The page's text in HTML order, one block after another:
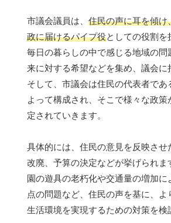
市議会議員は、 住民の声に耳を傾け
政に届けるパイプ役としての役割を
毎日の暮らしの中で感じる地域の問
来に対する希望などを集め、議会に
そして、市議会は住民の代表者であ
よって構成され、そこで様々な政策
定されていきます。
具体的には、住民の意見を反映させ
改廃、予算の決定などが挙げられま
園の遊具の老朽化や交通量の増加に
点の問題など、住民の声を基に、よ
生活環境を実現するための対策を検